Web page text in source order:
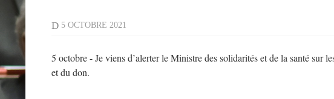
D5 OCTOBRE 2021
5 octobre - Je viens d’alerter le Ministre des solidarités et de la santé sur
et du don.